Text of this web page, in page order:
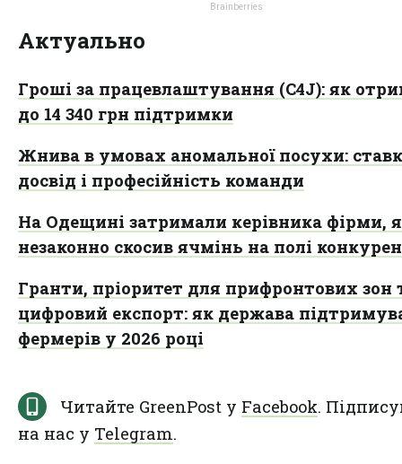
Актуально
Гроші за працевлаштування (C4J): як
до 14 340 грн підтримки
Жнива в умовах аномальної посухи:
досвід і професійність команди
На Одещині затримали керівника фірми,
незаконно скосив ячмінь на полі
Гранти, пріоритет для прифронтових зон
цифровий експорт: як держава
фермерів у 2026 році
Читайте GreenPost у Facebook.
на нас у Telegram.